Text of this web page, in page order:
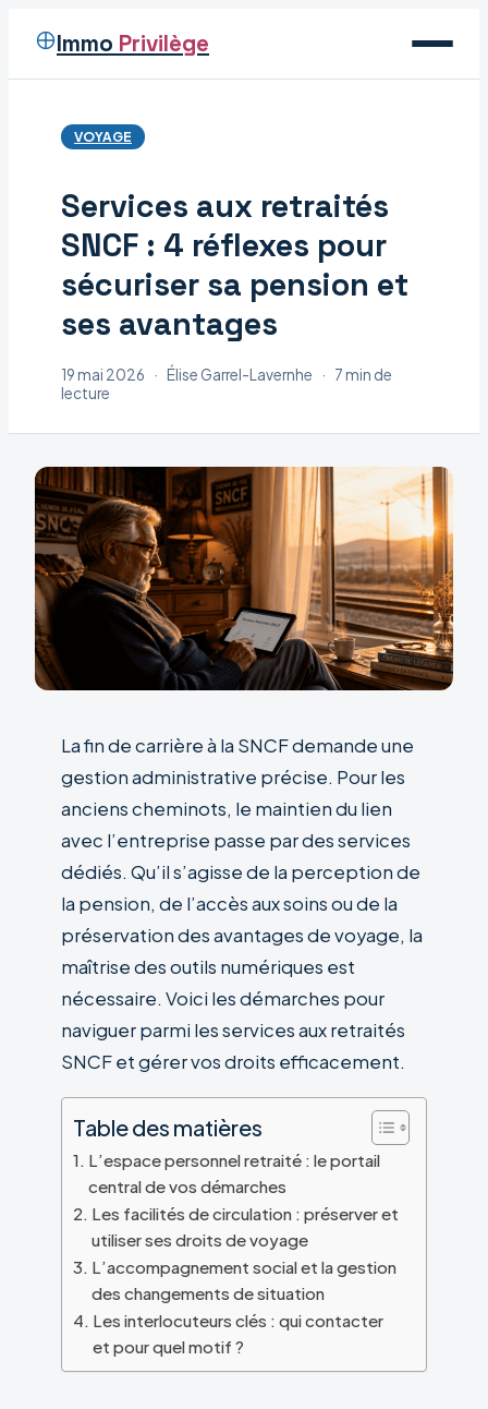
Immo Privilège
Voyage
Maison
VOYAGE
Services aux retraités
SNCF : 4 réflexes pour
sécuriser sa pension et
ses avantages
19 mai 2026 · Élise Garrel-Lavernhe · 7 min de
lecture
La fin de carrière à la SNCF demande une
gestion administrative précise. Pour les
anciens cheminots, le maintien du lien
avec l’entreprise passe par des services
dédiés. Qu’il s’agisse de la perception de
la pension, de l’accès aux soins ou de la
préservation des avantages de voyage, la
maîtrise des outils numériques est
nécessaire. Voici les démarches pour
naviguer parmi les services aux retraités
SNCF et gérer vos droits efficacement.
Table des matières
L’espace personnel retraité : le portail
central de vos démarches
Les facilités de circulation : préserver et
utiliser ses droits de voyage
L’accompagnement social et la gestion
des changements de situation
Les interlocuteurs clés : qui contacter
et pour quel motif ?